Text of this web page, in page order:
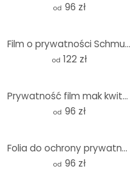
od 96 zł
Film o prywatności Schmucker - Featherlight - Panorama
od 122 zł
Prywatność film mak kwitnie na polu - Panorama
od 96 zł
Folia do ochrony prywatności Perfect Wave - Panorama
od 96 zł